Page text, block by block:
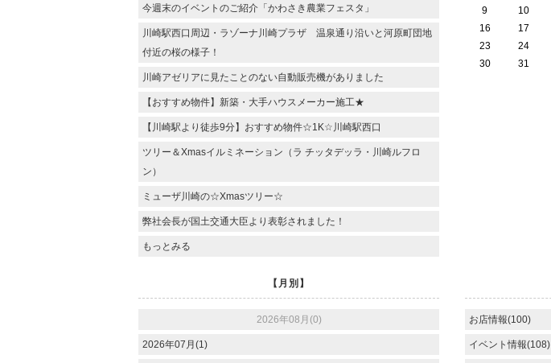
今週末のイベントのご紹介「かわさき農業フェスタ」
川崎駅西口周辺・ラゾーナ川崎プラザ 温泉通り沿いと河原町団地
付近の桜の様子！
川崎アゼリアに見たことのない自動販売機がありました
【おすすめ物件】新築・大手ハウスメーカー施工★
【川崎駅より徒歩9分】おすすめ物件☆1K☆川崎駅西口
ツリー＆Xmasイルミネーション（ラ チッタデッラ・川崎ルフロ
ン）
ミューザ川崎の☆Xmasツリー☆
弊社会長が国土交通大臣より表彰されました！
もっとみる
9
10
16
17
23
24
30
31
【月別】
2026年08月(0)
2026年07月(1)
お店情報(100)
イベント情報(108)